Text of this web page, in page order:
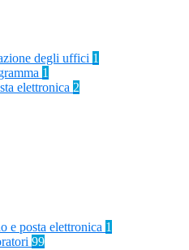
degli uffici 1
1
elettronica 2
e posta elettronica 1
99